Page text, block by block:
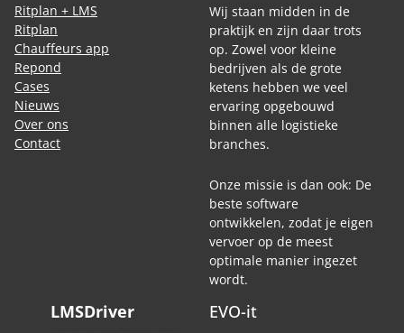
Ritplan + LMS
Ritplan
Chauffeurs app
Repond
Cases
Nieuws
Over ons
Contact
Wij staan midden in de
praktijk en zijn daar trots
op. Zowel voor kleine
bedrijven als de grote
ketens hebben we veel
ervaring opgebouwd
binnen alle logistieke
branches.
Onze missie is dan ook: De
beste software
ontwikkelen, zodat je eigen
vervoer op de meest
optimale manier ingezet
wordt.
LMSDriver EVO-it